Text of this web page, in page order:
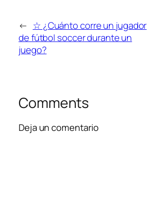
← ☆ ¿Cuánto corre un jugador
de fútbol soccer durante un
juego?
Comments
Deja un comentario